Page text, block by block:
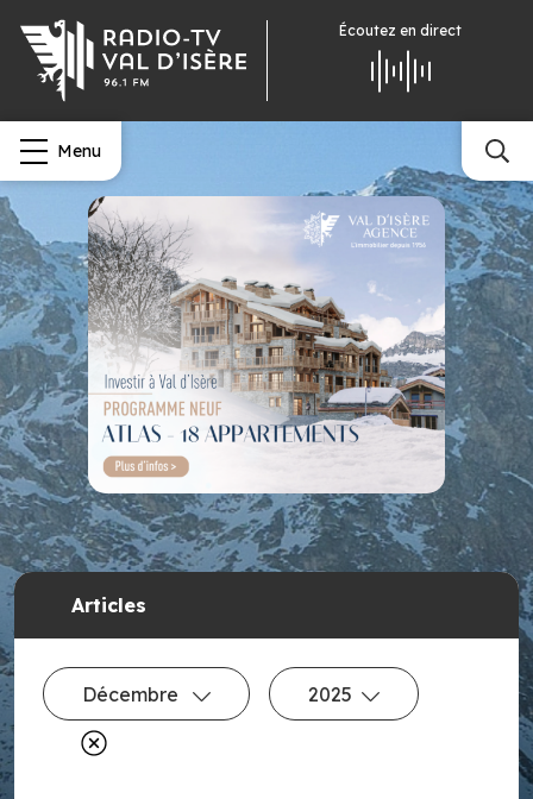
Écoutez en direct
Menu
Articles
Décembre 2025